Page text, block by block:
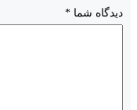
دیدگاه شما *